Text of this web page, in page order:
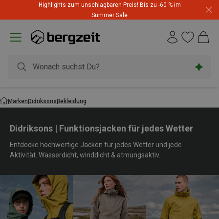
Highlights zum unschlagbaren Preis! Bis zu -60 % im
Summer Sale
MarkenDidriksonsBekleidung
Didriksons | Funktionsjacken für jedes Wetter
Entdecke hochwertige Jacken für jedes Wetter und jede
Aktivität. Wasserdicht, winddicht & atmungsaktiv.